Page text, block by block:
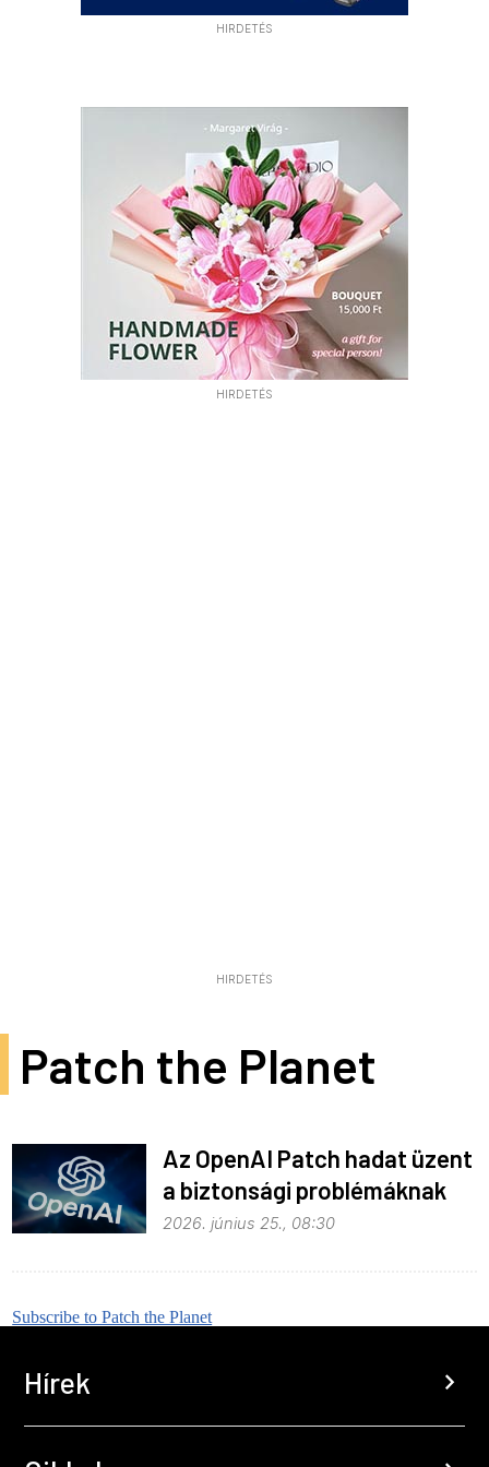
HIRDETÉS
HIRDETÉS
HIRDETÉS
Patch the Planet
Az OpenAI Patch hadat üzent
a biztonsági problémáknak
2026. június 25., 08:30
Subscribe to Patch the Planet
Hírek chevron_right